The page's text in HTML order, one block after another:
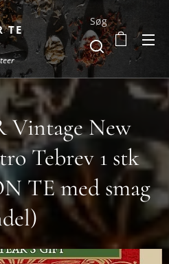
TE
Søg
Vintage New
Tebrev 1 stk
TE med smag